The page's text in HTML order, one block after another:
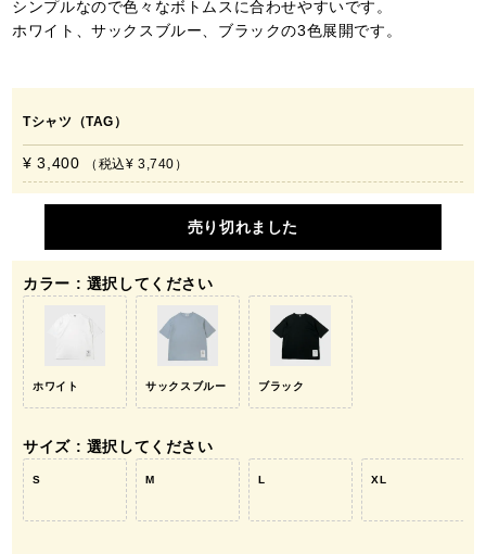
シンプルなので色々なボトムスに合わせやすいです。
ホワイト、サックスブルー、ブラックの3色展開です。
Tシャツ（TAG）
¥ 3,400 税込¥ 3,740
売り切れました
カラー 選択してください
ホワイト サックスブルー ブラック
サイズ 選択してください
S M L XL